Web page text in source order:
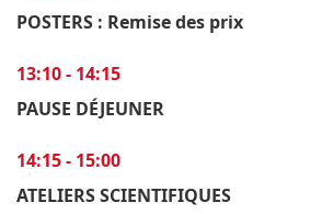
POSTERS : Remise des prix
13:10 - 14:15
PAUSE DÉJEUNER
14:15 - 15:00
ATELIERS SCIENTIFIQUES